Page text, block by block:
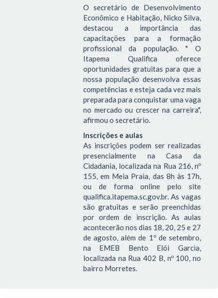
O secretário de Desenvolvimento
Econômico e Habitação, Nicko Silva,
destacou a importância das
capacitações para a formação
profissional da população. " O
Itapema Qualifica oferece
oportunidades gratuitas para que a
nossa população desenvolva essas
competências e esteja cada vez mais
preparada para conquistar uma vaga
no mercado ou crescer na carreira",
afirmou o secretário.
Inscrições e aulas
As inscrições podem ser realizadas
presencialmente na Casa da
Cidadania, localizada na Rua 216, nº
155, em Meia Praia, das 8h às 17h,
ou de forma online pelo site
qualifica.itapema.sc.gov.br. As vagas
são gratuitas e serão preenchidas
por ordem de inscrição. As aulas
acontecerão nos dias 18, 20, 25 e 27
de agosto, além de 1º de setembro,
na EMEB Bento Elói Garcia,
localizada na Rua 402 B, nº 100, no
bairro Morretes.